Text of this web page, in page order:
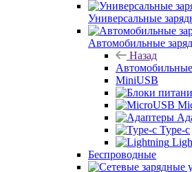
Универсальные
Автомобильные
Назад
Автомобильные
MiniUSB
Type-c
Беспроводные